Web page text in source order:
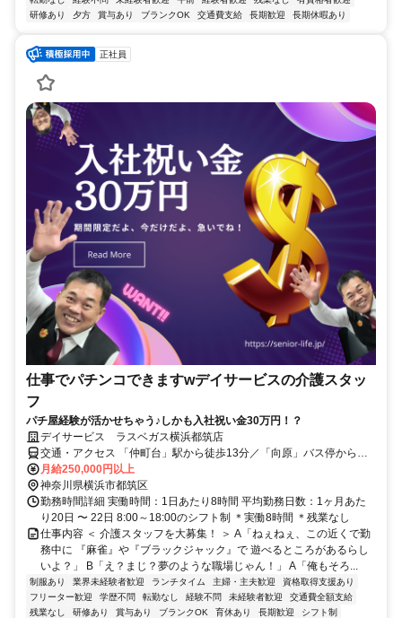
研修あり
夕方 賞与あり ブランクOK 交通費支給 長期歓迎 長期休暇あり
正社員
仕事でパチンコできますwデイサービスの介護スタッ
フ
パチ屋経験が活かせちゃう♪しかも入社祝い金30万円！？
デイサービス ラスベガス横浜都筑店
交通・アクセス 「仲町台」駅から徒歩13分／「向原」バス停から徒
歩5分
月給250,000円以上
神奈川県横浜市都筑区
勤務時間詳細 実働時間：1日あたり8時間 平均勤務日数：1ヶ月あた
り20日 〜 22日 8:00～18:00のシフト制 ＊実働8時間 ＊残業なし
仕事内容 ＜ 介護スタッフを大募集！ ＞ A「ねぇねぇ、この近くで勤
務中に 『麻雀』や『ブラックジャック』で 遊べるところがあるらし
いよ？」 B「え？まじ？夢のような職場じゃん！」 A「俺もそろ...
制服あり 業界未経験者歓迎 ランチタイム 主婦・主夫歓迎
資格取得支援あり
フリーター歓迎
学歴不問 転勤なし 経験不問 未経験者歓迎
交通費全額支給
残業なし
研修あり 賞与あり ブランクOK 育休あり 長期歓迎
シフト制